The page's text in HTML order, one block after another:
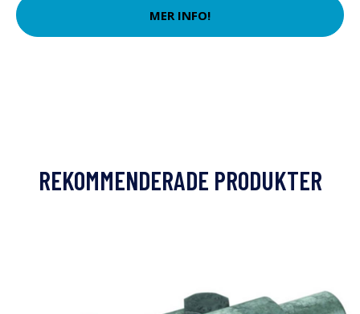
MER INFO!
REKOMMENDERADE PRODUKTER